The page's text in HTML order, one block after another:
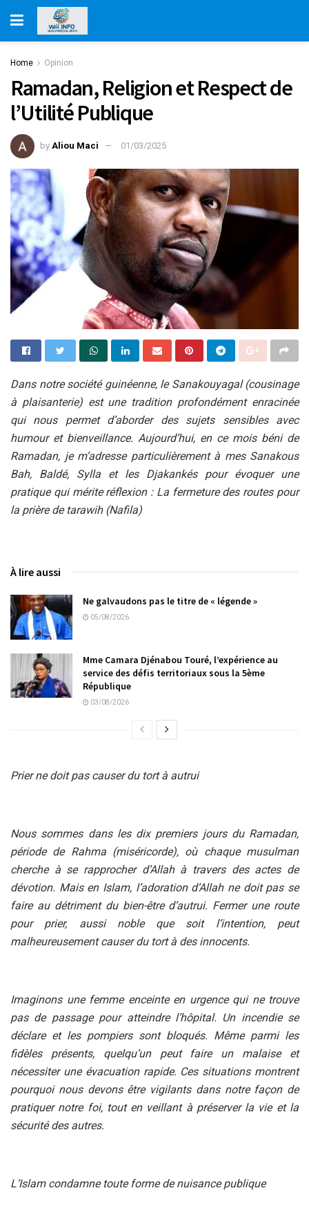
Home Opinion
Ramadan, Religion et Respect de
l’Utilité Publique
by Aliou Maci 01/03/2025
Dans notre société guinéenne, le Sanakouyagal (cousinage
à plaisanterie) est une tradition profondément enracinée
qui nous permet d’aborder des sujets sensibles avec
humour et bienveillance. Aujourd’hui, en ce mois béni de
Ramadan, je m’adresse particulièrement à mes Sanakous
Bah, Baldé, Sylla et les Djakankés pour évoquer une
pratique qui mérite réflexion : La fermeture des routes pour
la prière de tarawih (Nafila)
À lire aussi
Ne galvaudons pas le titre de « légende »
05/08/2026
Mme Camara Djénabou Touré, l’expérience au
service des défis territoriaux sous la 5ème
République
03/08/2026
Prier ne doit pas causer du tort à autrui
Nous sommes dans les dix premiers jours du Ramadan,
période de Rahma (miséricorde), où chaque musulman
cherche à se rapprocher d’Allah à travers des actes de
dévotion. Mais en Islam, l’adoration d’Allah ne doit pas se
faire au détriment du bien-être d’autrui. Fermer une route
pour prier, aussi noble que soit l’intention, peut
malheureusement causer du tort à des innocents.
Imaginons une femme enceinte en urgence qui ne trouve
pas de passage pour atteindre l’hôpital. Un incendie se
déclare et les pompiers sont bloqués. Même parmi les
fidèles présents, quelqu’un peut faire un malaise et
nécessiter une évacuation rapide. Ces situations montrent
pourquoi nous devons être vigilants dans notre façon de
pratiquer notre foi, tout en veillant à préserver la vie et la
sécurité des autres.
L’Islam condamne toute forme de nuisance publique